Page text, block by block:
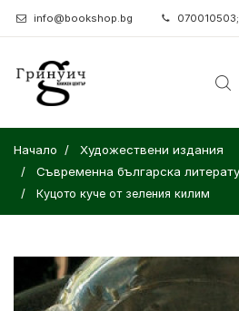
info@bookshop.bg
Начало
Художествени издания
Съвременна българска
Куцото куче от зеления килим